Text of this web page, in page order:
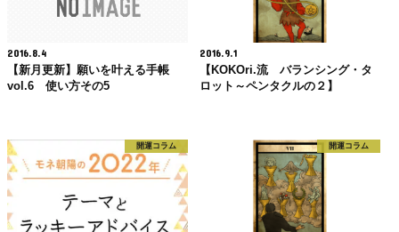
2016.8.4
【新月更新】願いを叶える手帳
vol.6 使い方その5
2016.9.1
【KOKOri.流 バランシング・タ
ロット～ペンタクルの２】
開運コラム 開運コラム